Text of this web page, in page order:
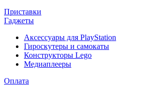
Приставки
Гаджеты
Аксессуары для PlayStation
Гироскутеры и самокаты
Конструкторы Lego
Медиаплееры
Оплата